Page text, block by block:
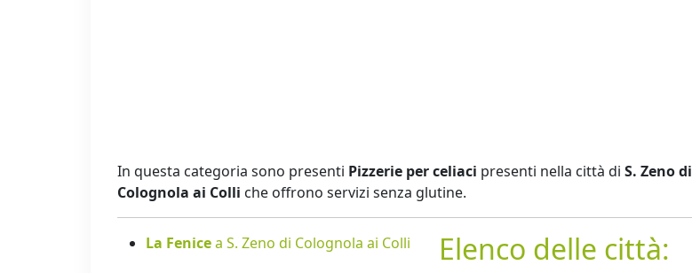
In questa categoria sono presenti Pizzerie per celiaci presenti nella città di S. Zeno di
Colognola ai Colli che offrono servizi senza glutine.
La Fenicea S. Zeno di Colognola ai Colli Elenco delle città: